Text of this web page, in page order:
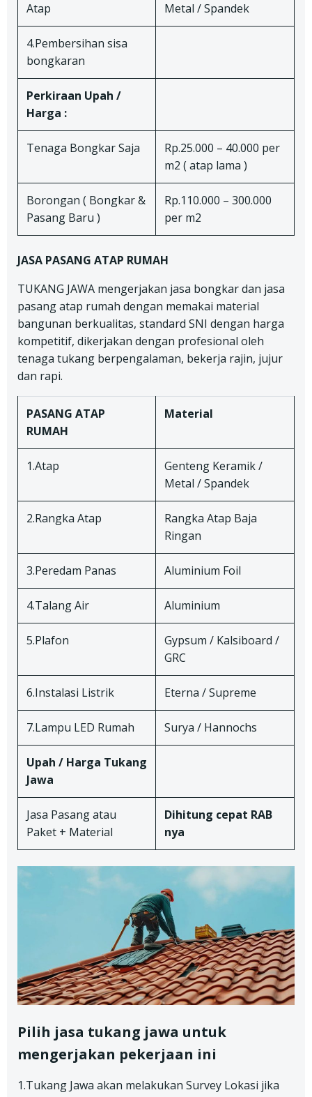
Atap
Metal / Spandek
4.Pembersihan sisa
bongkaran
Perkiraan Upah /
Harga :
Tenaga Bongkar Saja
Rp.25.000 – 40.000 per
m2 ( atap lama )
Borongan ( Bongkar &
Pasang Baru )
Rp.110.000 – 300.000
per m2
JASA PASANG ATAP RUMAH
TUKANG JAWA mengerjakan jasa bongkar dan jasa
pasang atap rumah dengan memakai material
bangunan berkualitas, standard SNI dengan harga
kompetitif, dikerjakan dengan profesional oleh
tenaga tukang berpengalaman, bekerja rajin, jujur
dan rapi.
PASANG ATAP
RUMAH
Material
1.Atap
Genteng Keramik /
Metal / Spandek
2.Rangka Atap
Rangka Atap Baja
Ringan
3.Peredam Panas Aluminium Foil
4.Talang Air Aluminium
5.Plafon
Gypsum / Kalsiboard /
GRC
6.Instalasi Listrik Eterna / Supreme
7.Lampu LED Rumah Surya / Hannochs
Upah / Harga Tukang
Jawa
Jasa Pasang atau
Paket + Material
Dihitung cepat RAB
nya
Pilih jasa tukang jawa untuk
mengerjakan pekerjaan ini
1.Tukang Jawa akan melakukan Survey Lokasi jika